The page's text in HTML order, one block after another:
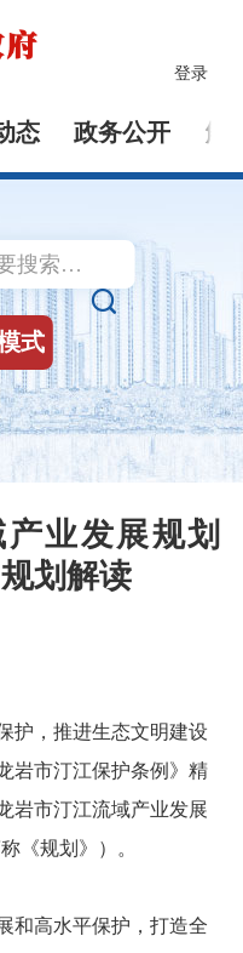
登录
态 政务公开 解

式
产业发展规划
规划解读
，推进生态文明建设
岩市汀江保护条例》精
岩市汀江流域产业发展
《规划》）。
高水平保护，打造全